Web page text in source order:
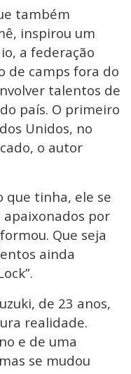
também
inspirou um
a federação
de camps fora do
talentos de
país. O primeiro
Unidos, no
o autor
que tinha, ele se
apaixonados por
Que seja
ainda
de 23 anos,
realidade.
e de uma
se mudou